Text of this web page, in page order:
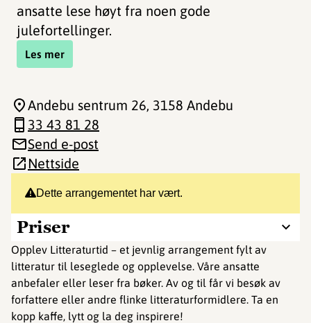
ansatte lese høyt fra noen gode
julefortellinger.
Les mer
Dette arrangementet har vært.
Priser
Opplev Litteraturtid – et jevnlig arrangement fylt av
litteratur til leseglede og opplevelse. Våre ansatte
anbefaler eller leser fra bøker. Av og til får vi besøk av
forfattere eller andre flinke litteraturformidlere. Ta en
kopp kaffe, lytt og la deg inspirere!
Andebu sentrum 26, 3158 Andebu
33 43 81 28
Send e-post
Nettside